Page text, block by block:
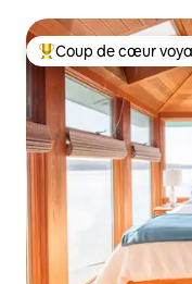
Coups de cœur
Coup de cœur